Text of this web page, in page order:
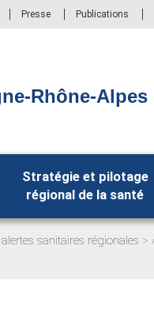
Presse Publications
Rhône-Alpes
Stratégie et pilotage
régional de la santé
sanitaires régionales